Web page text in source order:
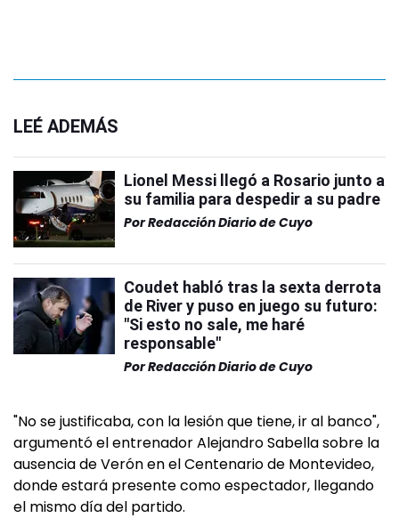
LEÉ ADEMÁS
Lionel Messi llegó a Rosario junto a
su familia para despedir a su padre
PorRedacción Diario de Cuyo
Coudet habló tras la sexta derrota
de River y puso en juego su futuro:
"Si esto no sale, me haré
responsable"
PorRedacción Diario de Cuyo
"No se justificaba, con la lesión que tiene, ir al banco",
argumentó el entrenador Alejandro Sabella sobre la
ausencia de Verón en el Centenario de Montevideo,
donde estará presente como espectador, llegando
el mismo día del partido.